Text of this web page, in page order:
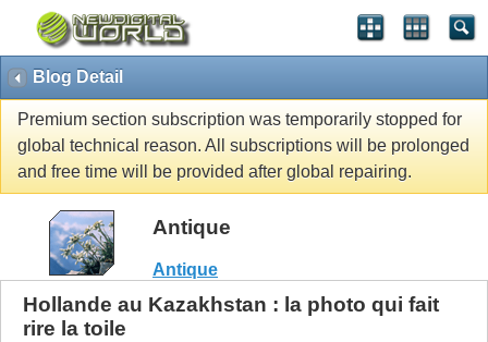
Blog Detail
Premium section subscription was temporarily stopped for
global technical reason. All subscriptions will be prolonged
and free time will be provided after global repairing.
Antique
Antique
Hollande au Kazakhstan : la photo qui fait
rire la toile